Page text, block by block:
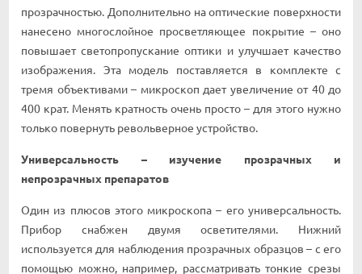
прозрачностью. Дополнительно на оптические поверхности
нанесено многослойное просветляющее покрытие – оно
повышает светопропускание оптики и улучшает качество
изображения. Эта модель поставляется в комплекте с
тремя объективами – микроскоп дает увеличение от 40 до
400 крат. Менять кратность очень просто – для этого нужно
только повернуть револьверное устройство.
Универсальность – изучение прозрачных и
непрозрачных препаратов
Один из плюсов этого микроскопа – его универсальность.
Прибор снабжен двумя осветителями. Нижний
используется для наблюдения прозрачных образцов – с его
помощью можно, например, рассматривать тонкие срезы